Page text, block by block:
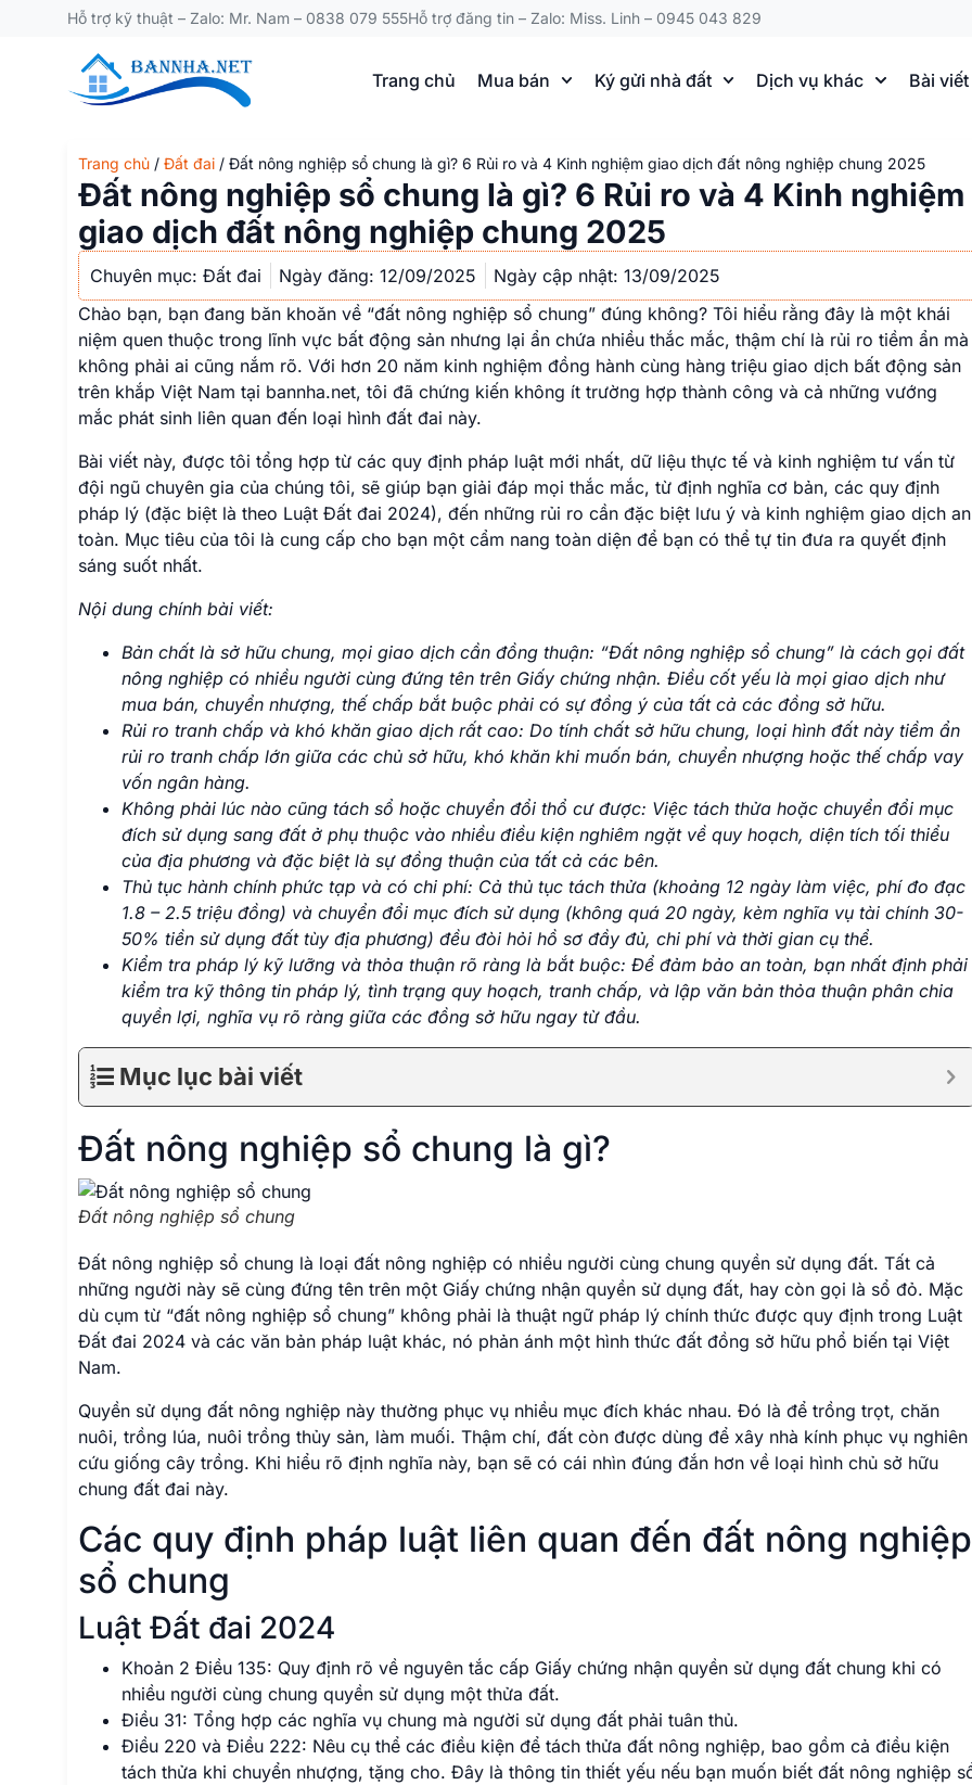
Hỗ trợ kỹ thuật – Zalo: Mr. Nam – 0838 079 555Hỗ trợ đăng tin – Zalo: Miss. Linh – 0945 043 829
Trang chủ Mua bán Ký gửi nhà đất Dịch vụ khác Bài viết
Trang chủ / Đất đai / Đất nông nghiệp sổ chung là gì? 6 Rủi ro và 4 Kinh nghiệm giao dịch đất nông nghiệp chung 2025
Đất nông nghiệp sổ chung là gì? 6 Rủi ro và 4 Kinh nghiệm
giao dịch đất nông nghiệp chung 2025
Chuyên mục: Đất đai Ngày đăng: 12/09/2025
Ngày cập nhật: 13/09/2025
Chào bạn, bạn đang băn khoăn về “đất nông nghiệp sổ chung” đúng không? Tôi hiểu rằng đây là một khái
niệm quen thuộc trong lĩnh vực bất động sản nhưng lại ẩn chứa nhiều thắc mắc, thậm chí là rủi ro tiềm ẩn mà
không phải ai cũng nắm rõ. Với hơn 20 năm kinh nghiệm đồng hành cùng hàng triệu giao dịch bất động sản
trên khắp Việt Nam tại bannha.net, tôi đã chứng kiến không ít trường hợp thành công và cả những vướng
mắc phát sinh liên quan đến loại hình đất đai này.
Bài viết này, được tôi tổng hợp từ các quy định pháp luật mới nhất, dữ liệu thực tế và kinh nghiệm tư vấn từ
đội ngũ chuyên gia của chúng tôi, sẽ giúp bạn giải đáp mọi thắc mắc, từ định nghĩa cơ bản, các quy định
pháp lý (đặc biệt là theo Luật Đất đai 2024), đến những rủi ro cần đặc biệt lưu ý và kinh nghiệm giao dịch an
toàn. Mục tiêu của tôi là cung cấp cho bạn một cẩm nang toàn diện để bạn có thể tự tin đưa ra quyết định
sáng suốt nhất.
Nội dung chính bài viết:
Bản chất là sở hữu chung, mọi giao dịch cần đồng thuận: “Đất nông nghiệp sổ chung” là cách gọi đất
nông nghiệp có nhiều người cùng đứng tên trên Giấy chứng nhận. Điều cốt yếu là mọi giao dịch như
mua bán, chuyển nhượng, thế chấp bắt buộc phải có sự đồng ý của tất cả các đồng sở hữu.
Rủi ro tranh chấp và khó khăn giao dịch rất cao: Do tính chất sở hữu chung, loại hình đất này tiềm ẩn
rủi ro tranh chấp lớn giữa các chủ sở hữu, khó khăn khi muốn bán, chuyển nhượng hoặc thế chấp vay
vốn ngân hàng.
Không phải lúc nào cũng tách sổ hoặc chuyển đổi thổ cư được: Việc tách thửa hoặc chuyển đổi mục
đích sử dụng sang đất ở phụ thuộc vào nhiều điều kiện nghiêm ngặt về quy hoạch, diện tích tối thiểu
của địa phương và đặc biệt là sự đồng thuận của tất cả các bên.
Thủ tục hành chính phức tạp và có chi phí: Cả thủ tục tách thửa (khoảng 12 ngày làm việc, phí đo đạc
1.8 – 2.5 triệu đồng) và chuyển đổi mục đích sử dụng (không quá 20 ngày, kèm nghĩa vụ tài chính 30-
50% tiền sử dụng đất tùy địa phương) đều đòi hỏi hồ sơ đầy đủ, chi phí và thời gian cụ thể.
Kiểm tra pháp lý kỹ lưỡng và thỏa thuận rõ ràng là bắt buộc: Để đảm bảo an toàn, bạn nhất định phải
kiểm tra kỹ thông tin pháp lý, tình trạng quy hoạch, tranh chấp, và lập văn bản thỏa thuận phân chia
quyền lợi, nghĩa vụ rõ ràng giữa các đồng sở hữu ngay từ đầu.
Mục lục bài viết
Đất nông nghiệp sổ chung là gì?
Đất nông nghiệp sổ chung
Đất nông nghiệp sổ chung là loại đất nông nghiệp có nhiều người cùng chung quyền sử dụng đất. Tất cả
những người này sẽ cùng đứng tên trên một Giấy chứng nhận quyền sử dụng đất, hay còn gọi là sổ đỏ. Mặc
dù cụm từ “đất nông nghiệp sổ chung” không phải là thuật ngữ pháp lý chính thức được quy định trong Luật
Đất đai 2024 và các văn bản pháp luật khác, nó phản ánh một hình thức đất đồng sở hữu phổ biến tại Việt
Nam.
Quyền sử dụng đất nông nghiệp này thường phục vụ nhiều mục đích khác nhau. Đó là để trồng trọt, chăn
nuôi, trồng lúa, nuôi trồng thủy sản, làm muối. Thậm chí, đất còn được dùng để xây nhà kính phục vụ nghiên
cứu giống cây trồng. Khi hiểu rõ định nghĩa này, bạn sẽ có cái nhìn đúng đắn hơn về loại hình chủ sở hữu
chung đất đai này.
Các quy định pháp luật liên quan đến đất nông nghiệp
sổ chung
Luật Đất đai 2024
Khoản 2 Điều 135: Quy định rõ về nguyên tắc cấp Giấy chứng nhận quyền sử dụng đất chung khi có
nhiều người cùng chung quyền sử dụng một thửa đất.
Điều 31: Tổng hợp các nghĩa vụ chung mà người sử dụng đất phải tuân thủ.
Điều 220 và Điều 222: Nêu cụ thể các điều kiện để tách thửa đất nông nghiệp, bao gồm cả điều kiện
tách thửa khi chuyển nhượng, tặng cho. Đây là thông tin thiết yếu nếu bạn muốn biết đất nông nghiệp